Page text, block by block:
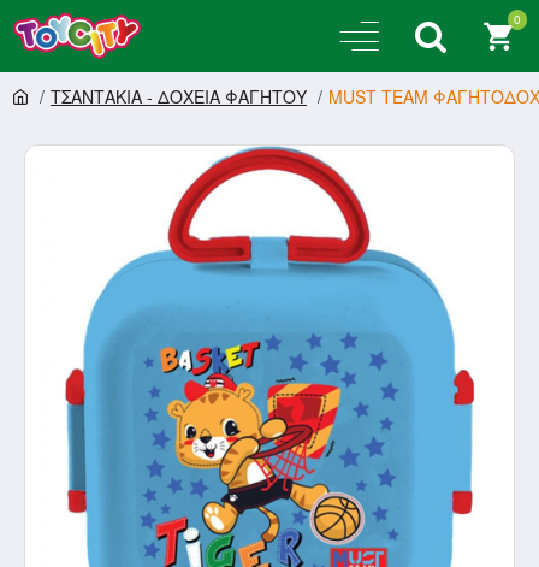
0
ΤΣΑΝΤΑΚΙΑ - ΔΟΧΕΙΑ ΦΑΓΗΤΟΥ MUST ΤΕΑΜ